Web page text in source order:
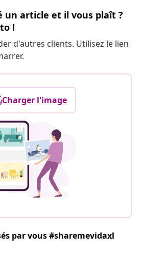
un article et il vous plaît ?
!
d'autres clients. Utilisez le lien
Charger l'image
par vous #sharemevidaxl